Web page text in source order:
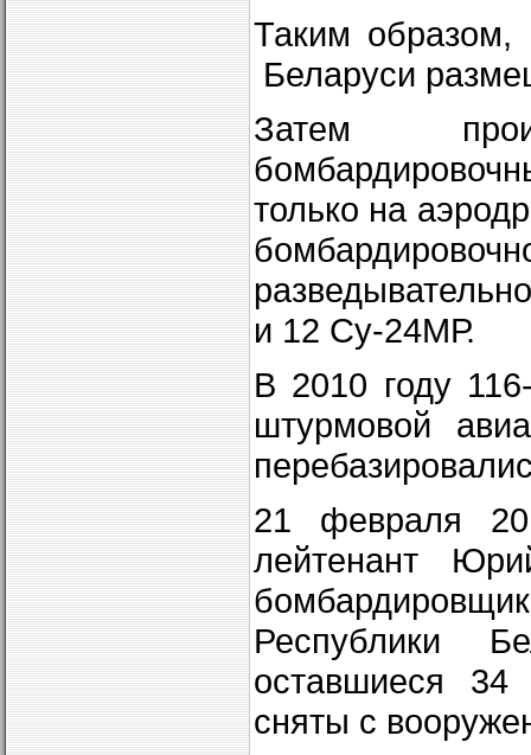
Таким образом,
Беларуси
Затем
только на
и 12 Су-24МР.
В 2010 году
штурмовой
21 февраля
лейтенант
Республики
оставшиеся
сняты с